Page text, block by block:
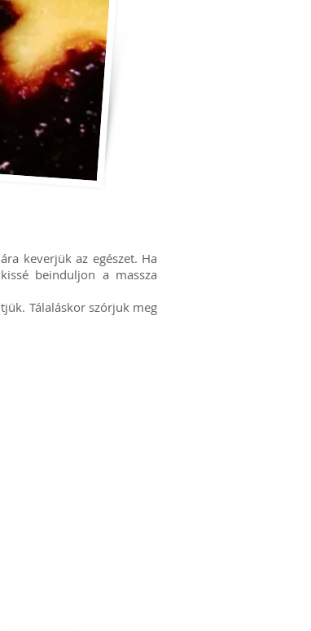
keverjük az egészet. Ha
beinduljon a massza
Tálaláskor szórjuk meg